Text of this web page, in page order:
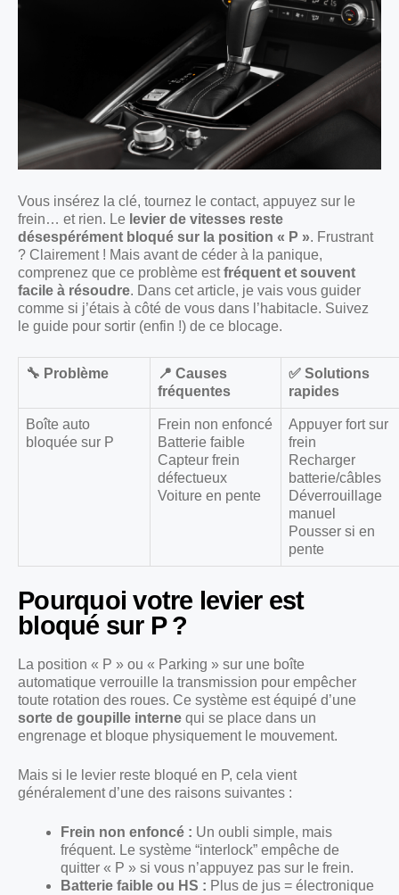
Vous insérez la clé, tournez le contact, appuyez sur le
frein… et rien. Le levier de vitesses reste
désespérément bloqué sur la position « P ». Frustrant
? Clairement ! Mais avant de céder à la panique,
comprenez que ce problème estfréquent et souvent
facile à résoudre. Dans cet article, je vais vous guider
comme si j’étais à côté de vous dans l’habitacle. Suivez
le guide pour sortir (enfin !) de ce blocage.
🔧 Problème
📍 Causes
fréquentes
✅ Solutions
rapides
Boîte auto
bloquée sur P
Frein non enfoncé
Batterie faible
Capteur frein
défectueux
Voiture en pente
Appuyer fort sur
frein
Recharger
batterie/câbles
Déverrouillage
manuel
Pousser si en
pente
Pourquoi votre levier est
bloqué sur P ?
La position « P » ou « Parking » sur une boîte
automatique verrouille la transmission pour empêcher
toute rotation des roues. Ce système est équipé d’une
sorte de goupille interne qui se place dans un
engrenage et bloque physiquement le mouvement.
Mais si le levier reste bloqué en P, cela vient
généralement d’une des raisons suivantes :
Frein non enfoncé : Un oubli simple, mais
fréquent. Le système “interlock” empêche de
quitter « P » si vous n’appuyez pas sur le frein.
Batterie faible ou HS : Plus de jus = électronique